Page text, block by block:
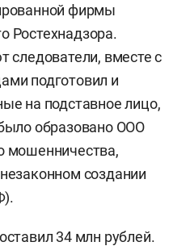
фирмы
Ростехнадзора.
следователи, вместе с
подготовил и
на подставное лицо,
образовано ООО
мошенничества,
создании
34 млн рублей.